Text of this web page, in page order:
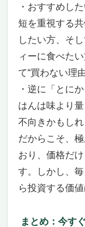
もう
こに
24時
しいだ
どん
今す
・おすすめし
短を重視する
したい方、そ
ィーに食べた
て“買わない理
・逆に「とに
はんは味より
不向きかもし
だからこそ、
おり、価格だ
す。しかし、
ら投資する価
まとめ：今す